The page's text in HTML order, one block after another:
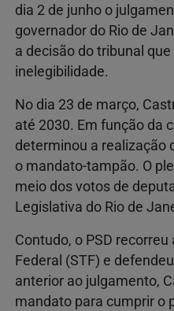
dia 2 de junho o
governador do Rio de
a decisão do tribunal
inelegibilidade.
No dia 23 de março,
até 2030. Em função da
determinou a realização
o mandato-tampão. O
meio dos votos de
Legislativa do Rio de
Contudo, o PSD recorreu
Federal (STF) e
anterior ao julgamento,
mandato para cumprir o